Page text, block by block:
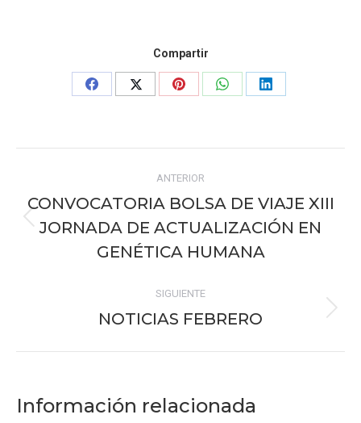
Compartir
Share
Share
Share
Share
Share
entre
publicaciones
ANTERIOR
Publicación
anterior:
CONVOCATORIA BOLSA DE VIAJE XIII
JORNADA DE ACTUALIZACIÓN EN
GENÉTICA HUMANA
SIGUIENTE
Publicación
NOTICIAS FEBRERO
Información relacionada